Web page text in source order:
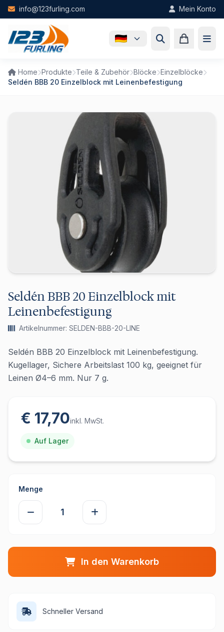
Skip to main content
info@123furling.com Mein Konto
Home Produkte Teile & Zubehör Blöcke Einzelblöcke
Seldén BBB 20 Einzelblock mit Leinenbefestigung
Seldén BBB 20 Einzelblock mit
Leinenbefestigung
Artikelnummer: SELDEN-BBB-20-LINE
Seldén BBB 20 Einzelblock mit Leinenbefestigung.
Kugellager, Sichere Arbeitslast 100 kg, geeignet für
Leinen Ø4–6 mm. Nur 7 g.
€ 17,70inkl. MwSt.
Auf Lager
Menge
In den Warenkorb
Schneller Versand